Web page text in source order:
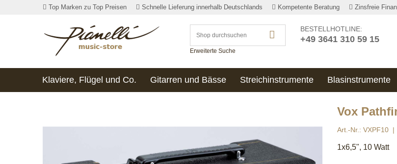
Top Marken zu Top Preisen Schnelle Lieferung innerhalb Deutschlands Kompetente Beratung Zinsfreie
Erweiterte Suche
BESTELLHOTLINE:
+49 3641 310 59 15
Klaviere, Flügel und Co. Gitarren und Bässe Streichinstrumente Blasinstrumente
Vox
Art.-Nr.: VXPF10
1x6,5", 10 Watt